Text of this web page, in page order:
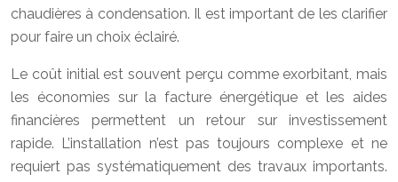
chaudières à condensation. Il est important de les clarifier
pour faire un choix éclairé.
Le coût initial est souvent perçu comme exorbitant, mais
les économies sur la facture énergétique et les aides
financières permettent un retour sur investissement
rapide. L’installation n’est pas toujours complexe et ne
requiert pas systématiquement des travaux importants.